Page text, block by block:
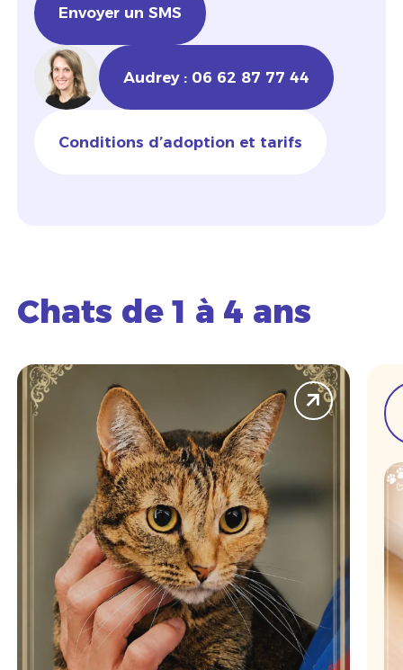
Envoyer un SMS
Audrey : 06 62 87 77 44
Conditions d’adoption et tarifs
Chats de 1 à 4 ans